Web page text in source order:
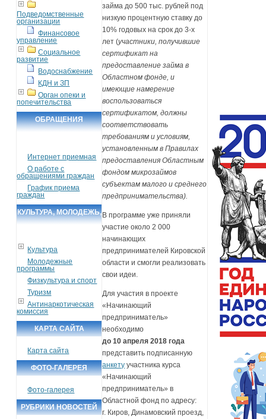
Подведомственные
организации
Финансовое
управление
Социальное
развитие
Водоснабжение
КДН и ЗП
Орган опеки и
попечительства
ОБРАЩЕНИЯ
Интернет приемная
О работе с
обращениями граждан
График приема
граждан
КУЛЬТУРА, МОЛОДЕЖЬ,
Культура
Молодежные
программы
Физкультура и спорт
Туризм
Антинаркотическая
комиссия
КАРТА САЙТА
Карта сайта
ФОТО-ГАЛЕРЕЯ
Фото-галерея
РУБРИКИ НОВОСТЕЙ
займа до 500 тыс. рублей под
низкую процентную ставку до
10% годовых на срок до 3-х
лет (участники, получившие
сертификат на
предоставление займа в
Областном фонде, и
имеющие намерение
воспользоваться
сертификатом, должны
соответствовать
требованиям и условиям,
установленным в Правилах
предоставления Областным
фондом микрозаймов
субъектам малого и среднего
предпринимательства).
В программе уже приняли
участие около 2 000
начинающих
предпринимателей Кировской
области и смогли реализовать
свои идеи.
Для участия в проекте
«Начинающий
предприниматель»
необходимо
до 10 апреля 2018 года
представить подписанную
анкету участника курса
«Начинающий
предприниматель» в
Областной фонд по адресу:
г. Киров, Динамовский проезд,